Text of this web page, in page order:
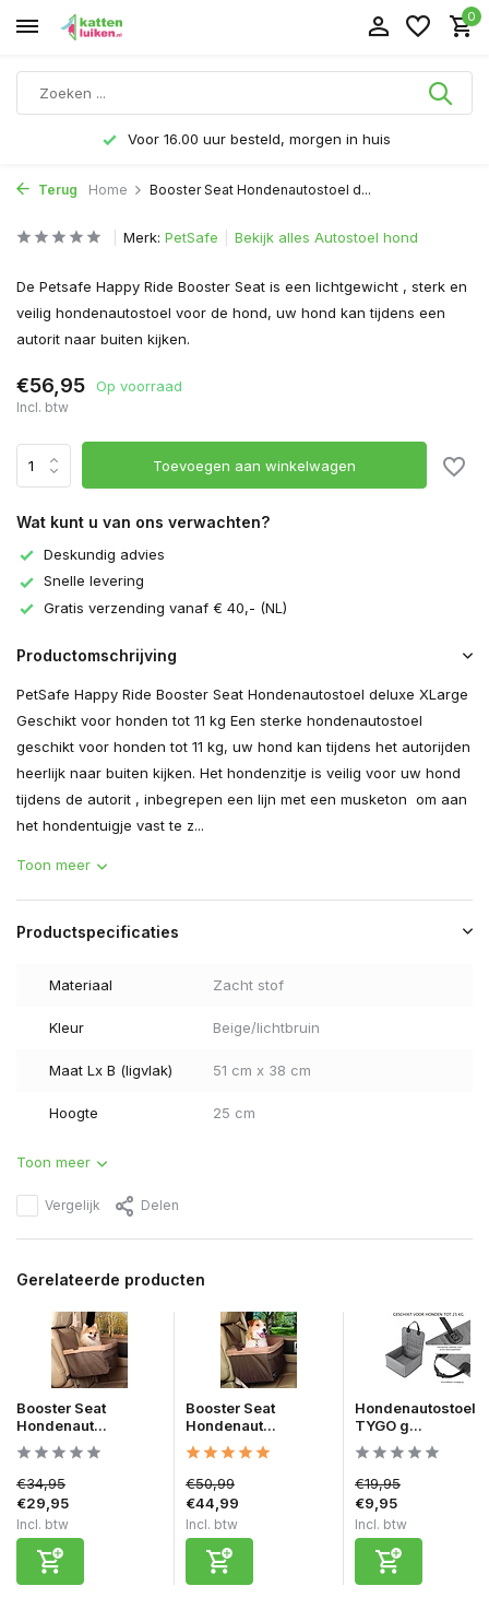
0
Voor 16.00 uur besteld, morgen in huis
Terug Home Booster Seat Hondenautostoel d...
Merk: PetSafe Bekijk alles Autostoel hond
De Petsafe Happy Ride Booster Seat is een lichtgewicht , sterk en
veilig hondenautostoel voor de hond, uw hond kan tijdens een
autorit naar buiten kijken.
€56,95 Op voorraad
Incl. btw
Toevoegen aan winkelwagen
Wat kunt u van ons verwachten?
Deskundig advies
Snelle levering
Gratis verzending vanaf € 40,- (NL)
Productomschrijving
PetSafe Happy Ride Booster Seat Hondenautostoel deluxe XLarge
Geschikt voor honden tot 11 kg Een sterke hondenautostoel
geschikt voor honden tot 11 kg, uw hond kan tijdens het autorijden
heerlijk naar buiten kijken. Het hondenzitje is veilig voor uw hond
tijdens de autorit , inbegrepen een lijn met een musketon om aan
het hondentuigje vast te z...
Toon meer
Productspecificaties
Materiaal Zacht stof
Kleur Beige/lichtbruin
Maat Lx B (ligvlak) 51 cm x 38 cm
Hoogte 25 cm
Toon meer
Vergelijk Delen
Gerelateerde producten
Booster Seat
Hondenaut...
€34,95
€29,95
Incl. btw
Booster Seat
Hondenaut...
€50,99
€44,99
Incl. btw
Hondenautostoel
TYGO g...
€19,95
€9,95
Incl. btw